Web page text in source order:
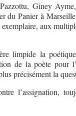
Giney
du Panier à
aux
limpide la
de la poète
précisément la
l’assignation,